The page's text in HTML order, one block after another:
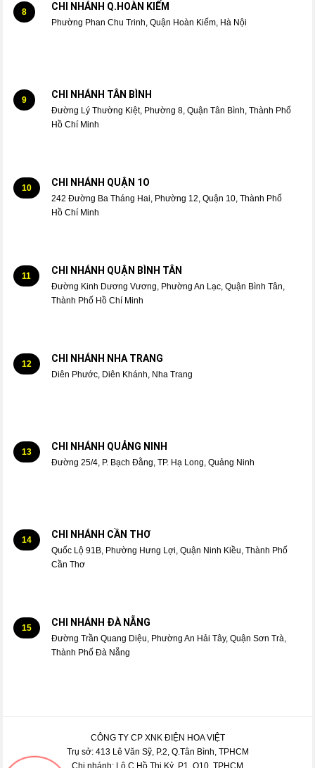
8 CHI NHÁNH Q.HOÀN KIẾM
Phường Phan Chu Trinh, Quận Hoàn Kiếm, Hà Nội
9 CHI NHÁNH TÂN BÌNH
Đường Lý Thường Kiệt, Phường 8, Quận Tân Bình, Thành Phố
Hồ Chí Minh
10 CHI NHÁNH QUẬN 1O
242 Đường Ba Tháng Hai, Phường 12, Quận 10, Thành Phố
Hồ Chí Minh
11 CHI NHÁNH QUẬN BÌNH TÂN
Đường Kinh Dương Vương, Phường An Lạc, Quận Bình Tân,
Thành Phố Hồ Chí Minh
12 CHI NHÁNH NHA TRANG
Diên Phước, Diên Khánh, Nha Trang
13 CHI NHÁNH QUẢNG NINH
Đường 25/4, P. Bạch Đằng, TP. Hạ Long, Quảng Ninh
14 CHI NHÁNH CẦN THƠ
Quốc Lộ 91B, Phường Hưng Lợi, Quận Ninh Kiều, Thành Phố
Cần Thơ
15 CHI NHÁNH ĐÀ NẴNG
Đường Trần Quang Diệu, Phường An Hải Tây, Quận Sơn Trà,
Thành Phố Đà Nẵng
CÔNG TY CP XNK ĐIỆN HOA VIỆT
Trụ sở: 413 Lê Văn Sỹ, P.2, Q.Tân Bình, TPHCM